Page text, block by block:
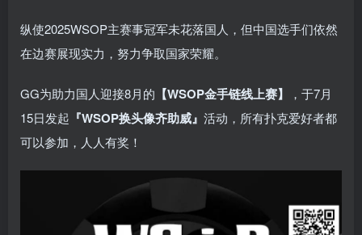
纵使2025WSOP主赛事冠军未花落国人，但中国选手们依然
在边赛展现实力，努力争取国家荣耀。
GG为助力国人迎接8月的 【WSOP金手链线上赛】
，于7月
15日发起 『WSOP换头像齐助威』 活动，所有扑克爱好者都
可以参加，人人有奖！